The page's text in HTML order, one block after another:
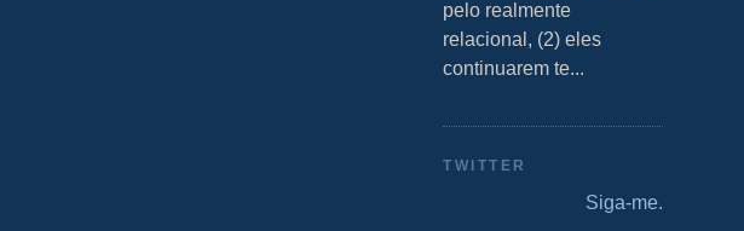
pelo realmente
relacional, (2) eles
continuarem te...
TWITTER
Siga-me.